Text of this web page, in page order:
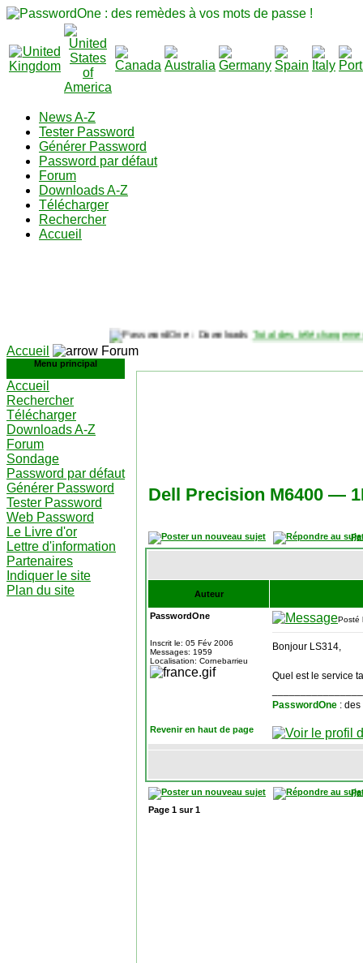
News A-Z
Tester Password
Générer Password
Password par défaut
Forum
Downloads A-Z
Télécharger
Rechercher
Accueil
Total des
Accueil Forum
Menu principal
Accueil
Rechercher
Télécharger
Downloads A-Z
Forum
Sondage
Password par défaut
Générer Password
Tester Password
Web Password
Le Livre d'or
Lettre d'information
Partenaires
Indiquer le site
Plan du site
Dell Precision M6400 —
Auteur
PasswordOne
Inscrit le: 05 Fév 2006
Messages: 1959
Localisation: Cornebarrieu
Posté
Bonjour LS314,
Quel est le service
PasswordOne :
Revenir en haut de page
Page 1 sur1